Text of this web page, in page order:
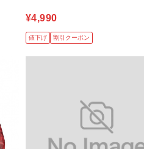
¥4,990
値下げ 割引クーポン